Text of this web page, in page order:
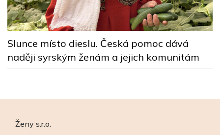
Slunce místo dieslu. Česká pomoc dává
naději syrským ženám a jejich komunitám
Ženy s.r.o.